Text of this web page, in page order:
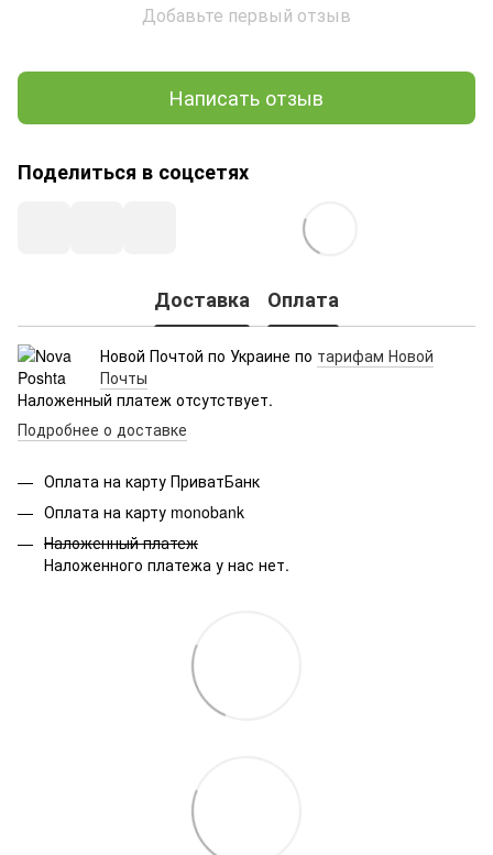
Добавьте первый отзыв
Написать отзыв
Поделиться в соцсетях
Доставка Оплата
Новой Почтой по Украине по тарифам Новой
Почты
Наложенный платеж отсутствует.
Подробнее о доставке
Оплата на карту ПриватБанк
Оплата на карту monobank
Наложенный платеж
Наложенного платежа у нас нет.